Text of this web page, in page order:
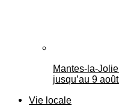
Mantes-la-
jusqu’au 9
Vie locale